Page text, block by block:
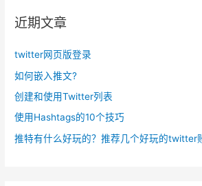
近期文章
twitter网页版登录
如何嵌入推文?
创建和使用Twitter列表
使用Hashtags的10个技巧
推特有什么好玩的？推荐几个好玩的twitter